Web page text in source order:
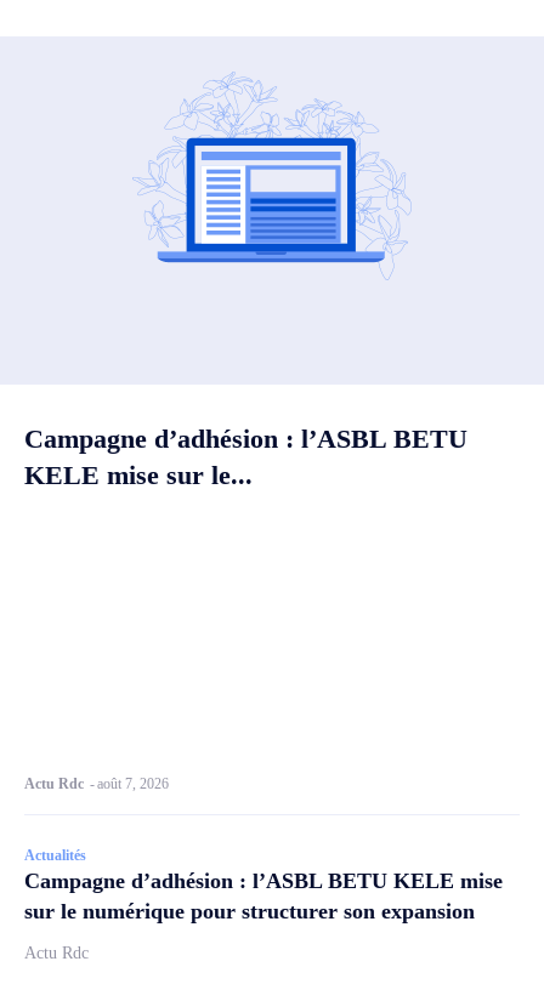
Campagne d’adhésion : l’ASBL BETU
KELE mise sur le...
Actu Rdc -août 7, 2026
Actualités
Campagne d’adhésion : l’ASBL BETU KELE mise
sur le numérique pour structurer son expansion
Actu Rdc